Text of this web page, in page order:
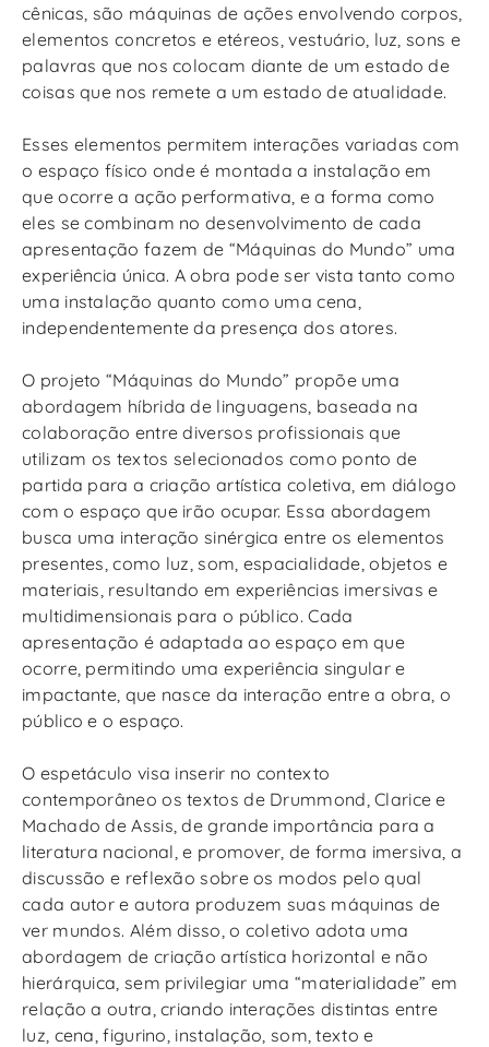
cênicas, são máquinas de ações envolvendo corpos,
elementos concretos e etéreos, vestuário, luz, sons e
palavras que nos colocam diante de um estado de
coisas que nos remete a um estado de atualidade.
Esses elementos permitem interações variadas com
o espaço físico onde é montada a instalação em
que ocorre a ação performativa, e a forma como
eles se combinam no desenvolvimento de cada
apresentação fazem de “Máquinas do Mundo” uma
experiência única. A obra pode ser vista tanto como
uma instalação quanto como uma cena,
independentemente da presença dos atores.
O projeto “Máquinas do Mundo” propõe uma
abordagem híbrida de linguagens, baseada na
colaboração entre diversos profissionais que
utilizam os textos selecionados como ponto de
partida para a criação artística coletiva, em diálogo
com o espaço que irão ocupar. Essa abordagem
busca uma interação sinérgica entre os elementos
presentes, como luz, som, espacialidade, objetos e
materiais, resultando em experiências imersivas e
multidimensionais para o público. Cada
apresentação é adaptada ao espaço em que
ocorre, permitindo uma experiência singular e
impactante, que nasce da interação entre a obra, o
público e o espaço.
O espetáculo visa inserir no contexto
contemporâneo os textos de Drummond, Clarice e
Machado de Assis, de grande importância para a
literatura nacional, e promover, de forma imersiva, a
discussão e reflexão sobre os modos pelo qual
cada autor e autora produzem suas máquinas de
ver mundos. Além disso, o coletivo adota uma
abordagem de criação artística horizontal e não
hierárquica, sem privilegiar uma “materialidade” em
relação a outra, criando interações distintas entre
luz, cena, figurino, instalação, som, texto e